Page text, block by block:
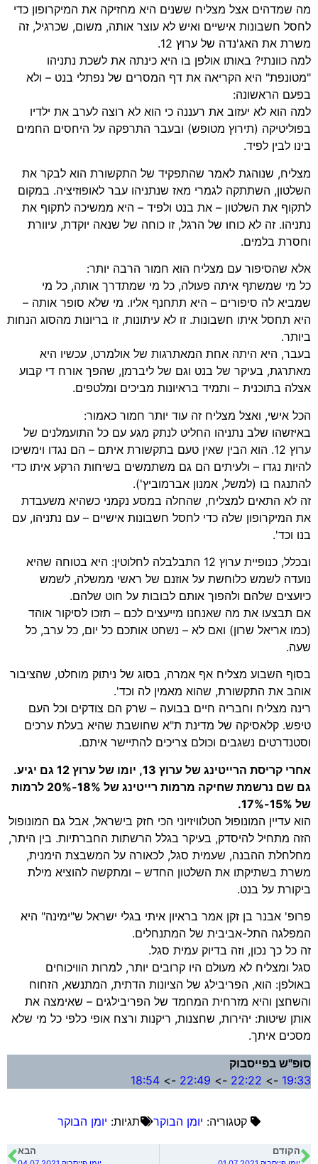
מה שמדהים אצל מצליח ששנים היא מחזיקה את המיקרופון כדי
לחסל חשבונות אישיים ואיש לא עוצר אותה, משום, שכרגיל, זה
משרת את האג'נדה של ערוץ 12.
למה כוונתי? באותו אולפן בו היא כינתה את לשכת נתניהו
"מטונפת" היא הקריאה את דף המסרים של נפתלי בנט – ולא
בפעם הראשונה:
למה הוא לא יעזוב את רעננה כי הוא לא רוצה לערב את ילדיו
בפוליטיקה (תירוץ מטופש) ובעבר התרפקה על היחסים החמים
בינו לבין לפיד.
מצליח, שנוהגת לאמר שהתפקיד של התקשורת הוא לבקר את
השלטון, השתתקה לגמרי מאז שנתניהו עבר לאופוזיציה. במקום
לתקוף את השלטון – את בנט ולפיד – היא ממשיכה לתקוף את
נתניהו. זה לא כוחו של הרגל, זו כוחה של שנאה יוקדת, עיוורת
וחסרת בלמים.
אלא שהסיפור עם מצליח הוא חמור הרבה יותר:
כל מי שמשתף איתה פעולה, כל מי שמתדרך אותה, כל מי
שמביא לה סיפורים – היא תתחנף אליו. מי שלא סופר אותה –
היא תחסל איתו חשבונות. זו לא עיתונות, זו בריונות מהסוג הנחות
ביותר.
בעבר, היא היתה אחת המאתרגות של אולמרט, עכשיו היא
מאתרגת, בעיקר של בנט וגם של ליברמן, שהפך אורח די קבוע
אצלה בתוכנית – ותמיד בראיונות מביכים ומלטפים.
הכל אישי, ואצל מצליח זה עוד יותר חמור כאמור:
באיזשהו שלב נתניהו החליט לנתק מגע עם כל התועמלנים של
ערוץ 12. הוא הבין שאין טעם בתקשורת איתם – הם נגדו וימשיכו
להיות נגדו – ולעיתים הם גם משתמשים בשיחות הרקע איתו כדי
להתנגח בו (למשל, אמנון אברמוביץ').
זה לא התאים למצליח, שהחלה במסע נקמני כשהיא משעבדת
את המיקרופון שלה כדי לחסל חשבונות אישיים – עם נתניהו, עם
בנו וכד'.
ובכלל, כנופיית ערוץ 12 התבלבלה לחלוטין: היא בטוחה שהיא
נועדה לשמש כלוחשת על אוזנם של ראשי ממשלה, לשמש
כיועצים שלהם ולהפוך אותם לבובות על חוט שלהם.
אם תבצעו את מה שאנחנו מייעצים לכם – תזכו לסיקור אוהד
(כמו אריאל שרון) ואם לא – נשחט אותכם כל יום, כל ערב, כל
שעה.
בסוף השבוע מצליח אף אמרה, בסוג של ניתוק מוחלט, שהציבור
אוהב את התקשורת, שהוא מאמין לה וכד'.
רינה מצליח וחבריה חיים בבועה – שרק הם צודקים וכל העם
טיפש. קלאסיקה של מדינת ת"א שחושבת שהיא בעלת ערכים
וסטנדרטים נשגבים וכולם צריכים להתיישר איתם.
אחרי קריסת הרייטינג של ערוץ 13, יומו של ערוץ 12 גם יגיע.
גם שם נרשמת שחיקה מרמות רייטינג של 18%-20% לרמות
של 15%-17%.
הוא עדיין המונופול הטלוויזיוני הכי חזק בישראל, אבל גם המונופול
הזה מתחיל להיסדק, בעיקר בגלל הרשתות החברתיות. בין היתר,
מחלחלת ההבנה, שעמית סגל, לכאורה על המשבצת הימנית,
משרת בשתיקתו את השלטון החדש – ומתקשה להוציא מילת
ביקורת על בנט.
פרופ' אבנר בן זקן אמר בראיון איתי בגלי ישראל ש"ימינה" היא
המפלגה התל-אביבית של המתנחלים.
זה כל כך נכון, וזה בדיוק עמית סגל.
סגל ומצליח לא מעולם היו קרובים יותר, למרות הוויכוחים
באולפן: הוא, הפריבילג של הציונות הדתית, המתנשא, הזחוח
והשחצן והיא מזרחית המחמד של הפריבילגים – שאימצה את
אותן שיטות: יהירות, שחצנות, ריקנות ורצח אופי כלפי כל מי שלא
מסכים איתך.
סופ"ש בפייסבוק
19:33
->
22:22
->
22:49
->
18:54
קטגוריה: יומן הבוקר תגיות: יומן הבוקר
הקודם הבא